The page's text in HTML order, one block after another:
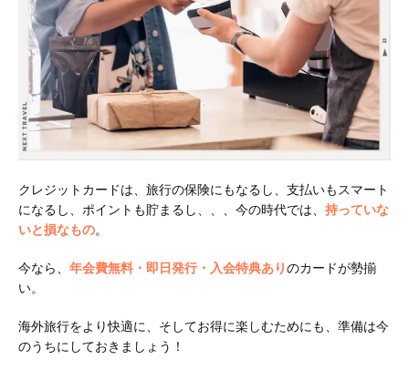
クレジットカードは、旅行の保険にもなるし、支払いもスマート
になるし、ポイントも貯まるし、、、今の時代では、 持っていな
いと損なもの。
今なら、 年会費無料・即日発行・入会特典ありのカードが勢揃
い。
海外旅行をより快適に、そしてお得に楽しむためにも、準備は今
のうちにしておきましょう！